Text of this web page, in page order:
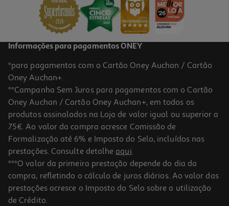
Desodorizante Wild Toranja Lima Recarga 40g
7.99 €/un
7,99 €
Informações para pagamentos ONEY
*para pagamentos com o Cartão Oney Auchan / Cartão
Oney Auchan+.
**Campanha Sem Juros para pagamentos com o Cartão
Oney Auchan / Cartão Oney Auchan+, em todos os
produtos assinalados na Loja de valor igual ou superior a
75€. Ao valor da compra acresce Comissão de
Formalização até 6% e Imposto do Selo, incluídos nas
prestações. Consulte detalhe aqui.
***O valor da primeira prestação depende do dia da
compra, refletindo o cálculo de juros diários. Ao valor das
prestações acresce o Imposto do Selo sobre a utilização
de Crédito.